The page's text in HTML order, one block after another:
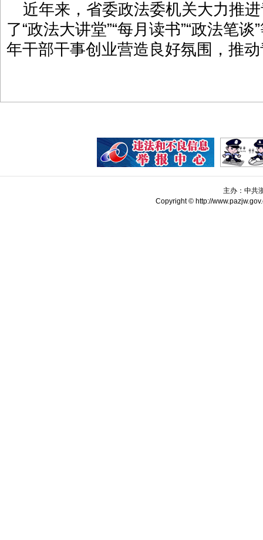
近年来，省委政法委机关大力推
了“政法大讲堂”“每月读书”“政法笔
年干部干事创业营造良好氛围，推
主办：中共
Copyright © http://